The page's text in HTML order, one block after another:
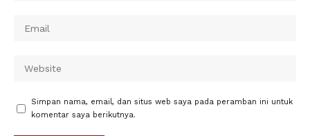
Simpan nama, email, dan situs web saya pada peramban ini untuk
komentar saya berikutnya.